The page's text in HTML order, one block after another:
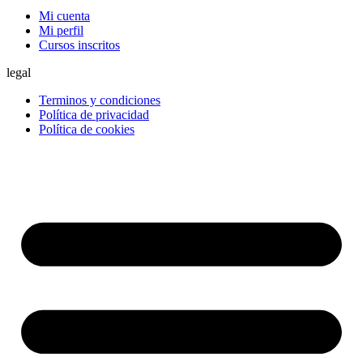
Mi cuenta
Mi perfil
Cursos inscritos
legal
Terminos y condiciones
Política de privacidad
Política de cookies